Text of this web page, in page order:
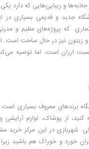
و زیبایی‌هایی که دارد
جدید و قدیمی بسیاری در
که پروژه‌های عظیم و
و زیتون نیز در حال ساخت
ارزان است، اما توصیه
برندهای معروف بسیاری
کنید، از پوشاک، لوازم
شهربازی در این مرکز خرید
خورد و خوراک هم باشید زیرا